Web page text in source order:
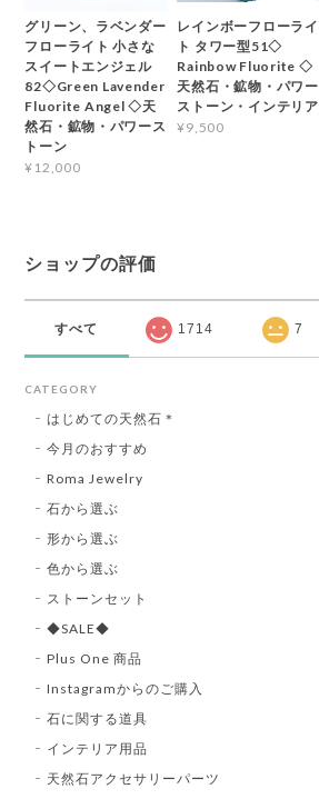
グリーン、ラベンダー
フローライト 小さな
スイートエンジェル
82◇Green Lavender
Fluorite Angel ◇天
然石・鉱物・パワース
トーン
¥12,000
レインボーフローライ
ト タワー型51◇
Rainbow Fluorite ◇
天然石・鉱物・パワー
ストーン・インテリア
¥9,500
ショップの評価
すべて 1714 7
CATEGORY
はじめての天然石＊
今月のおすすめ
Roma Jewelry
石から選ぶ
形から選ぶ
色から選ぶ
ストーンセット
◆SALE◆
Plus One 商品
Instagramからのご購入
石に関する道具
インテリア用品
天然石アクセサリーパーツ